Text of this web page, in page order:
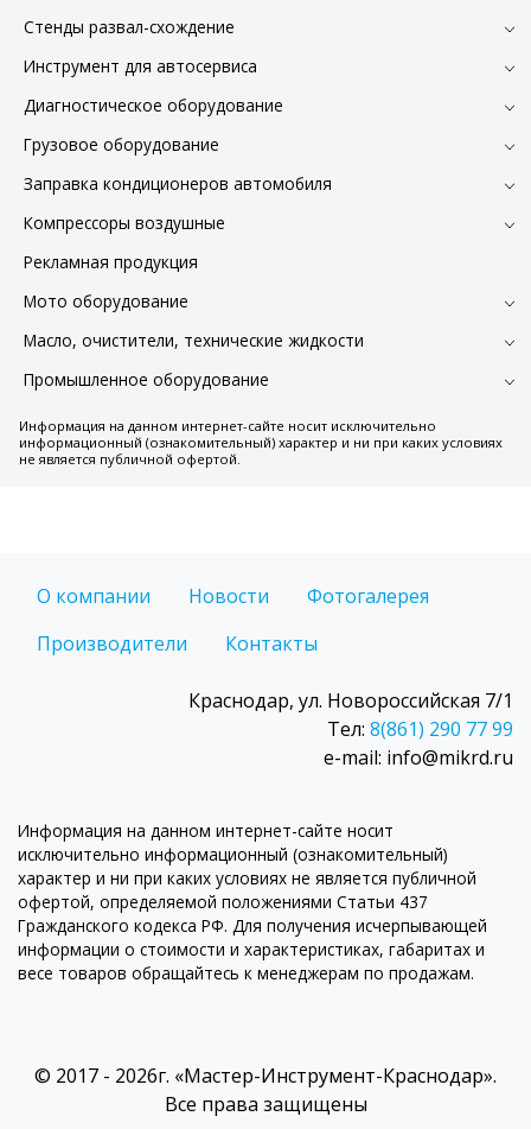
Стенды развал-схождение
Инструмент для автосервиса
Диагностическое оборудование
Грузовое оборудование
Заправка кондиционеров автомобиля
Компрессоры воздушные
Рекламная продукция
Мото оборудование
Масло, очистители, технические жидкости
Промышленное оборудование
Информация на данном интернет-сайте носит исключительно
информационный (ознакомительный) характер и ни при каких условиях
не является публичной офертой.
О компании Новости
Фотогалерея
Производители
Контакты
Краснодар, ул. Новороссийская 7/1
Тел: 8(861) 290 77 99
e-mail: info@mikrd.ru
Информация на данном интернет-сайте носит
исключительно информационный (ознакомительный)
характер и ни при каких условиях не является публичной
офертой, определяемой положениями Статьи 437
Гражданского кодекса РФ. Для получения исчерпывающей
информации о стоимости и характеристиках, габаритах и
весе товаров обращайтесь к менеджерам по продажам.
© 2017 - 2026г. «Мастер-Инструмент-Краснодар».
Все права защищены